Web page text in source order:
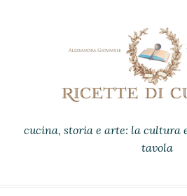
cucina, storia e arte: la cultura
tavola